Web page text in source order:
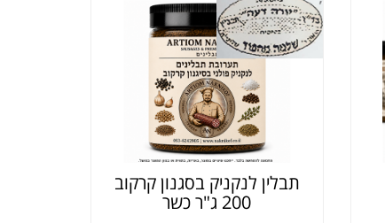
תבלין לנקניק בסגנון קרקוב
200 ג"ר כשר